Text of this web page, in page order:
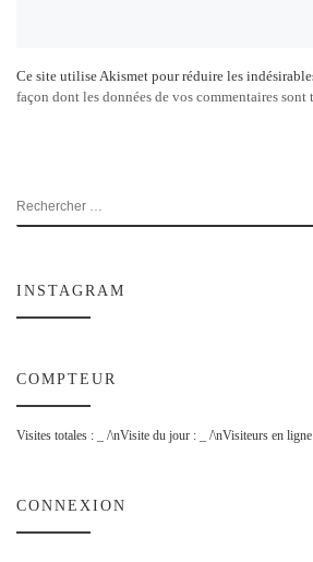
Ce site utilise Akismet pour réduire les
façon dont les données de vos commentaires sont
RECHERCHER
INSTAGRAM
COMPTEUR
Visites totales : /\nVisite du jour : /\nVisiteurs en
CONNEXION